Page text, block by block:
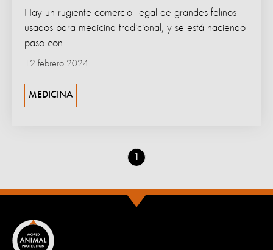
12 febrero 2024
Hay un rugiente comercio ilegal de grandes felinos
usados para medicina tradicional, y se está haciendo
paso con...
MEDICINA
Go
to
1